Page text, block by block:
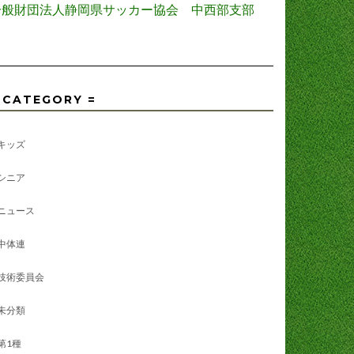
財団法人静岡県サッカー協会 中西部支部
=
ッズ
ニア
ュース
体連
術委員会
分類
1種